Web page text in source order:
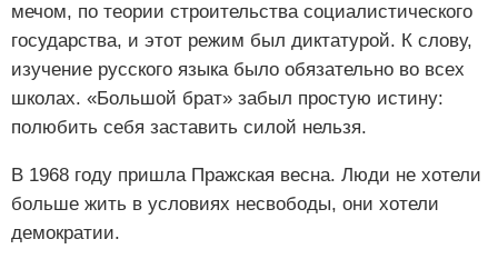
мечом, по теории строительства социалистического
государства, и этот режим был диктатурой. К слову,
изучение русского языка было обязательно во всех
школах. «Большой брат» забыл простую истину:
полюбить себя заставить силой нельзя.
В 1968 году пришла Пражская весна. Люди не хотели
больше жить в условиях несвободы, они хотели
демократии.